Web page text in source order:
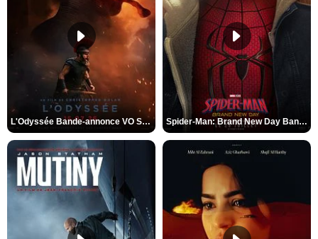
L'Odyssée Bande-annonce VO STFR Spider-Man: Brand New Day Bande-annonce VO STFR